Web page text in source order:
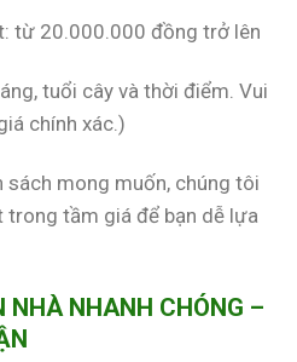
từ 20.000.000 đồng trở lên
tuổi cây và thời điểm. Vui
chính xác.)
sách mong muốn, chúng tôi
trong tầm giá để bạn dễ lựa
NHÀ NHANH CHÓNG –